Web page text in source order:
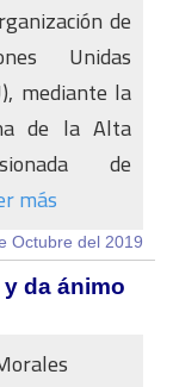
de
Unidas
mediante la
de la Alta
de
más
Octubre del 2019
da ánimo